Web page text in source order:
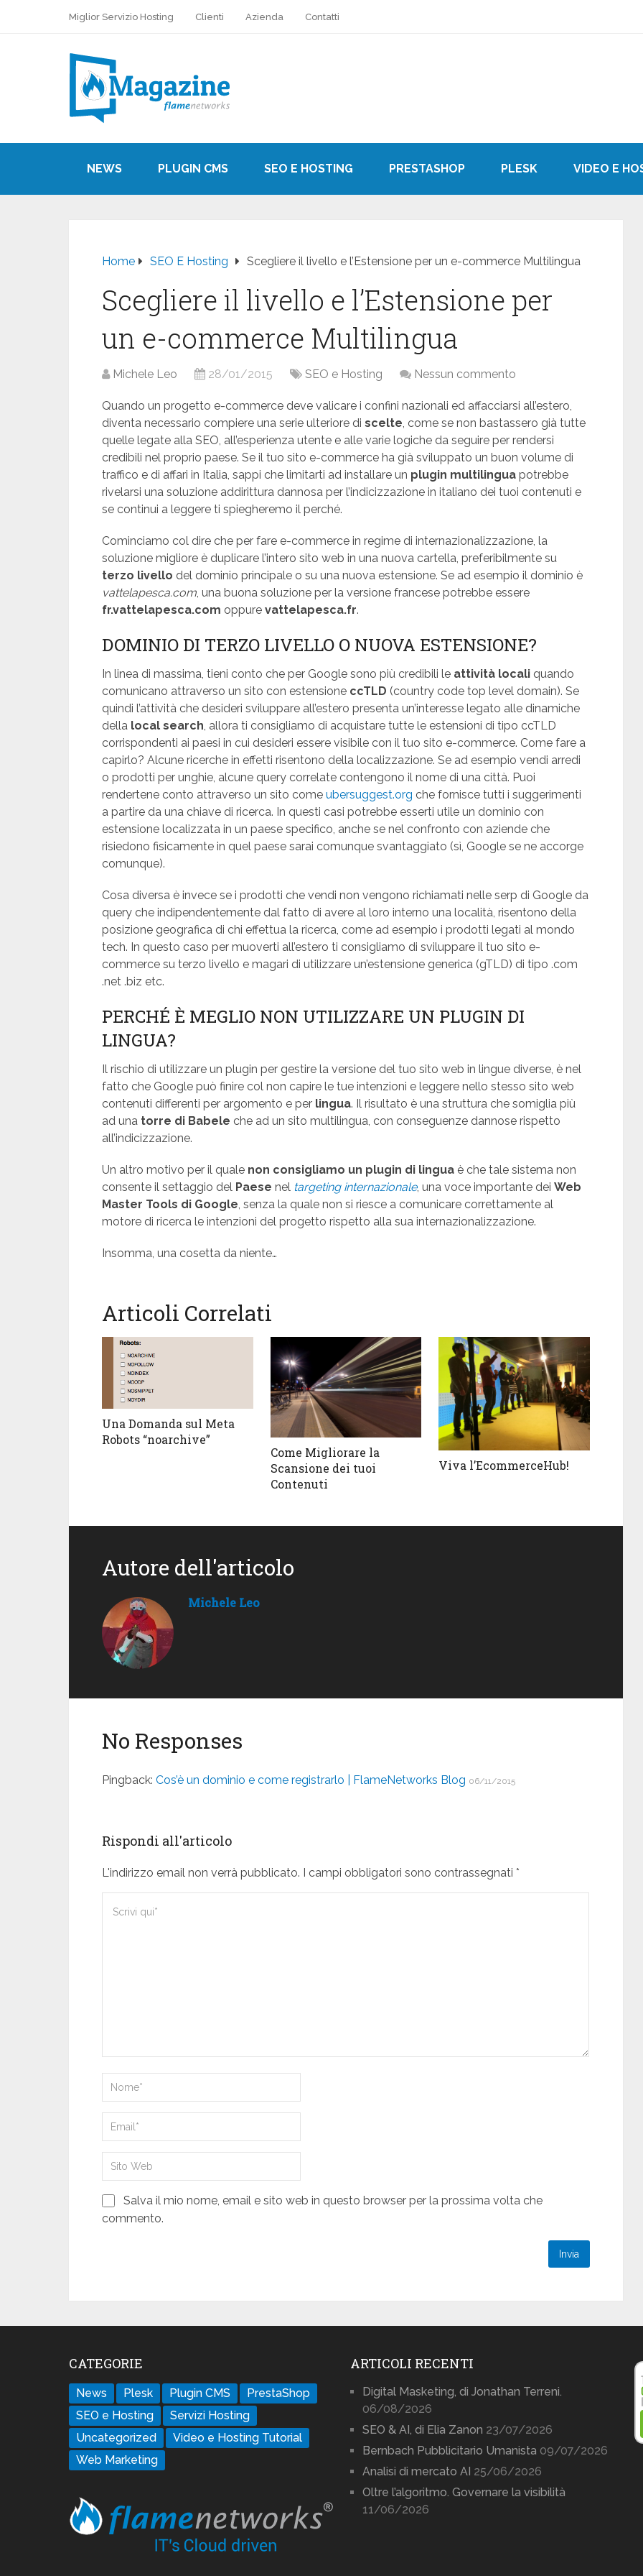
Miglior Servizio Hosting Clienti Azienda Contatti
NEWS PLUGIN CMS SEO E HOSTING PRESTASHOP PLESK VIDEO E
Home SEO E Hosting Scegliere il livello e l’Estensione per un e-commerce Multilingua
Scegliere il livello e l’Estensione per
un e-commerce Multilingua
Michele Leo 28/01/2015 SEO e Hosting Nessun commento
Quando un progetto e-commerce deve valicare i confini nazionali ed affacciarsi all’estero,
diventa necessario compiere una serie ulteriore di scelte , come se non bastassero già tutte
quelle legate alla SEO, all’esperienza utente e alle varie logiche da seguire per rendersi
credibili nel proprio paese. Se il tuo sito e-commerce ha già sviluppato un buon volume di
traffico e di affari in Italia, sappi che limitarti ad installare un plugin multilingua potrebbe
rivelarsi una soluzione addirittura dannosa per l’indicizzazione in italiano dei tuoi contenuti e
se continui a leggere ti spiegheremo il perché.
Cominciamo col dire che per fare e-commerce in regime di internazionalizzazione, la
soluzione migliore è duplicare l’intero sito web in una nuova cartella, preferibilmente su
terzo livello del dominio principale o su una nuova estensione. Se ad esempio il dominio è
vattelapesca.com , una buona soluzione per la versione francese potrebbe essere
fr.vattelapesca.com oppure vattelapesca.fr.
DOMINIO DI TERZO LIVELLO O NUOVA ESTENSIONE?
In linea di massima, tieni conto che per Google sono più credibili le attività locali quando
comunicano attraverso un sito con estensione ccTLD (country code top level domain). Se
quindi l’attività che desideri sviluppare all’estero presenta un’interesse legato alle dinamiche
della local search , allora ti consigliamo di acquistare tutte le estensioni di tipo ccTLD
corrispondenti ai paesi in cui desideri essere visibile con il tuo sito e-commerce. Come fare a
capirlo? Alcune ricerche in effetti risentono della localizzazione. Se ad esempio vendi arredi
o prodotti per unghie, alcune query correlate contengono il nome di una città. Puoi
rendertene conto attraverso un sito come ubersuggest.org che fornisce tutti i suggerimenti
a partire da una chiave di ricerca. In questi casi potrebbe esserti utile un dominio con
estensione localizzata in un paese specifico, anche se nel confronto con aziende che
risiedono fisicamente in quel paese sarai comunque svantaggiato (sì, Google se ne accorge
comunque).
Cosa diversa è invece se i prodotti che vendi non vengono richiamati nelle serp di Google da
query che indipendentemente dal fatto di avere al loro interno una località, risentono della
posizione geografica di chi effettua la ricerca, come ad esempio i prodotti legati al mondo
tech. In questo caso per muoverti all’estero ti consigliamo di sviluppare il tuo sito e-
commerce su terzo livello e magari di utilizzare un’estensione generica (gTLD) di tipo .com
.net .biz etc.
PERCHÉ È MEGLIO NON UTILIZZARE UN PLUGIN DI
LINGUA?
Il rischio di utilizzare un plugin per gestire la versione del tuo sito web in lingue diverse, è nel
fatto che Google può finire col non capire le tue intenzioni e leggere nello stesso sito web
contenuti differenti per argomento e per lingua. Il risultato è una struttura che somiglia più
ad una torre di Babele che ad un sito multilingua, con conseguenze dannose rispetto
all’indicizzazione.
Un altro motivo per il quale non consigliamo un plugin di lingua è che tale sistema non
consente il settaggio del Paese nel targeting internazionale, una voce importante dei Web
Master Tools di Google , senza la quale non si riesce a comunicare correttamente al
motore di ricerca le intenzioni del progetto rispetto alla sua internazionalizzazione.
Insomma, una cosetta da niente…
Articoli Correlati
Una Domanda sul Meta
Robots “noarchive”
Come Migliorare la
Scansione dei tuoi
Contenuti
Viva l’EcommerceHub!
Autore dell'articolo
Michele Leo
No Responses
Pingback: Cos’è un dominio e come registrarlo | FlameNetworks Blog 06/11/2015
Rispondi all'articolo
L'indirizzo email non verrà pubblicato. I campi obbligatori sono contrassegnati *
Salva il mio nome, email e sito web in questo browser per la prossima volta che
commento.
CATEGORIE
News Plesk Plugin CMS
PrestaShop
SEO e Hosting
Servizi Hosting
Uncategorized
Video e Hosting Tutorial
Web Marketing
ARTICOLI RECENTI
Digital Masketing, di Jonathan Terreni.
06/08/2026
SEO & AI, di Elia Zanon 23/07/2026
Bernbach Pubblicitario Umanista 09/07/2026
Analisi di mercato AI 25/06/2026
Oltre l’algoritmo. Governare la visibilità
11/06/2026